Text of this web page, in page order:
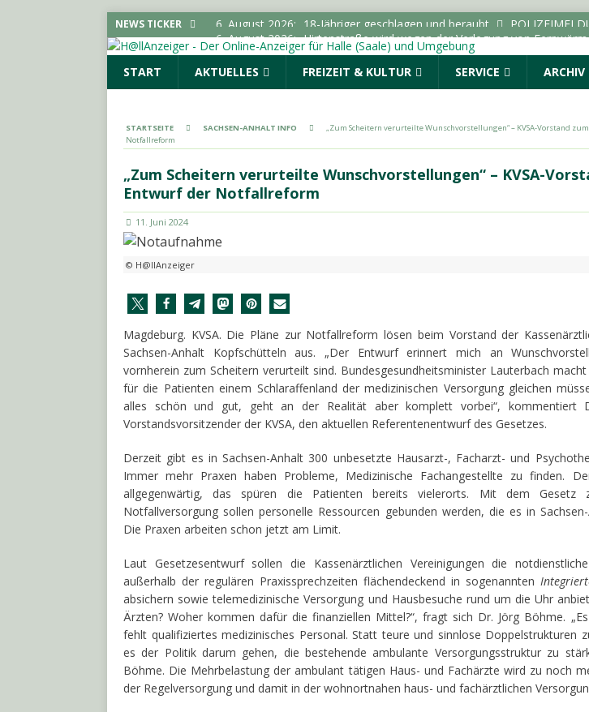
NEWS TICKER 6. August 2026: Hirtenstraße wird wegen der Verlegung von
gesperrt
LOKALE NACHRICHTEN - HALLE (SAALE) & UMGEBUNG
6. August 2026:
Polizeimeldungen vom Donnerstag, 06.08.2026
Kampagne „Menschen. Nicht Herkunft.“ startet in
LOKALE NACHRICHTEN - HALLE (SAALE) & UMGEBUNG
6. August 2026: Elektrolyte: Drei Fragen an die AOK Sachsen-Anhalt
6. August 2026: 18-Jähriger geschlagen und beraubt
START AKTUELLES FREIZEIT & KULTUR SERVICE ARCHIV
STARTSEITE SACHSEN-ANHALT INFO
„Zum Scheitern verurteilte Wunschvorstellungen“ – KVSA-Vorstand
Notfallreform
„Zum Scheitern verurteilte Wunschvorstellungen“ – KVSA-
Entwurf der Notfallreform
11. Juni 2024
© H@llAnzeiger
Magdeburg. KVSA. Die Pläne zur Notfallreform lösen beim Vorstand der
Sachsen-Anhalt Kopfschütteln aus. „Der Entwurf erinnert mich an
vornherein zum Scheitern verurteilt sind. Bundesgesundheitsminister Lauterbach
für die Patienten einem Schlaraffenland der medizinischen Versorgung gleichen
alles schön und gut, geht an der Realität aber komplett vorbei“, kommentiert
Vorstandsvorsitzender der KVSA, den aktuellen Referentenentwurf des Gesetzes.
Derzeit gibt es in Sachsen-Anhalt 300 unbesetzte Hausarzt-, Facharzt- und
Immer mehr Praxen haben Probleme, Medizinische Fachangestellte zu finden.
allgegenwärtig, das spüren die Patienten bereits vielerorts. Mit dem Gesetz
Notfallversorgung sollen personelle Ressourcen gebunden werden, die es in
Die Praxen arbeiten schon jetzt am Limit.
Laut Gesetzesentwurf sollen die Kassenärztlichen Vereinigungen die
außerhalb der regulären Praxissprechzeiten flächendeckend in sogenannten
absichern sowie telemedizinische Versorgung und Hausbesuche rund um die Uhr
Ärzten? Woher kommen dafür die finanziellen Mittel?“, fragt sich Dr. Jörg Böhme.
fehlt qualifiziertes medizinisches Personal. Statt teure und sinnlose Doppelstrukturen
es der Politik darum gehen, die bestehende ambulante Versorgungsstruktur zu
Böhme. Die Mehrbelastung der ambulant tätigen Haus- und Fachärzte wird zu noch
der Regelversorgung und damit in der wohnortnahen haus- und fachärztlichen